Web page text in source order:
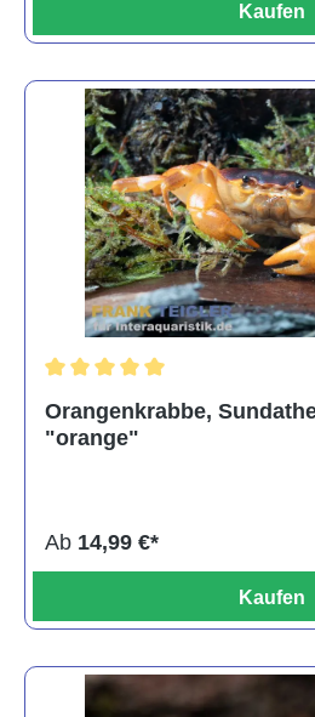
Kaufen
Orangenkrabbe,
"orange"
Ab 14,99 €*
Kaufen